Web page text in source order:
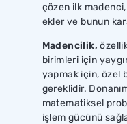
çözen ilk
ekler ve bunun
Madencilik,
birimleri için
yapmak için, özel
gereklidir.
matematiksel
işlem gücünü